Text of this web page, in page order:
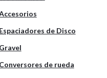
Espaciadores de Disco
Gravel
Conversores de rueda